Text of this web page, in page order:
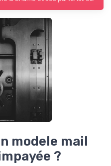
modele mail
?